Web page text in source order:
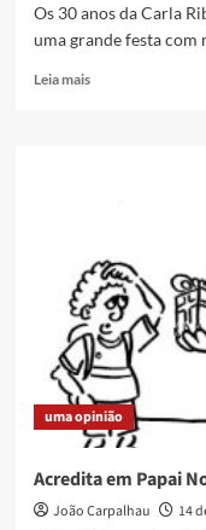
Os 30 anos da Carla
uma grande festa com
Leia maisRead
duplo
aniversário
na
Lira
de
Ouro
uma opinião
Acredita em Papai
João Carpalhau 14